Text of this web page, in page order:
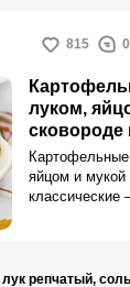
815 0
луком,
сковороде
яйцом и мукой
классические
разобрались
лук репчатый,